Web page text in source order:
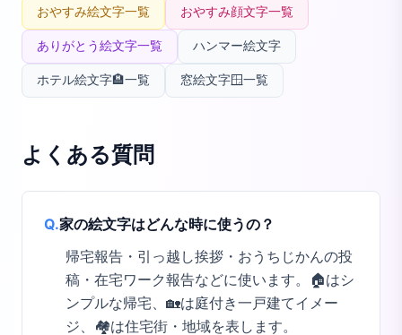
おやすみ絵文字一覧 おやすみ顔文字一覧
ありがとう絵文字一覧 ハンマー絵文字
ホテル絵文字🏨一覧 窓絵文字🪟一覧
よくある質問
Q.家の絵文字はどんな時に使うの？
帰宅報告・引っ越し挨拶・おうちじかんの投
稿・在宅ワーク報告などに使います。🏠はシ
ンプルな帰宅、🏡は庭付き一戸建てイメー
ジ、🏘️は住宅街・地域を表します。